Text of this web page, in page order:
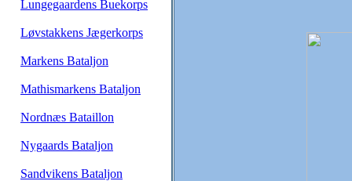
Lungegaardens Buekorps
Løvstakkens Jægerkorps
Markens Bataljon
Mathismarkens Bataljon
Nordnæs Bataillon
Nygaards Bataljon
Sandvikens Bataljon